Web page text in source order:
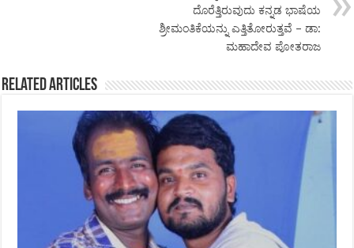
ದೊರೆತ್ತಿರುವುದು ಕನ್ನಡ ಭಾಷೆಯ
ಶ್ರೀಮಂತಿಕೆಯನ್ನು ಎತ್ತಿತೋರುತ್ತವೆ – ಡಾ:
ಮಹಾದೇವ ಪೋತರಾಜ
Related Articles